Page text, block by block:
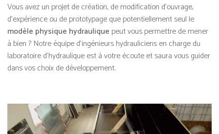
Vous avez un projet de création, de modification d’ouvrage,
d’expérience ou de prototypage que potentiellement seul le
modèle physique hydraulique peut vous permettre de mener
à bien ? Notre équipe d’ingénieurs hydrauliciens en charge du
laboratoire d’hydraulique est à votre écoute et saura vous guider
dans vos choix de développement.